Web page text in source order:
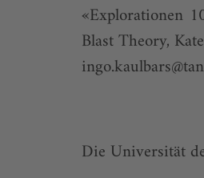
«Explorationen
Blast Theory,
Die Universität